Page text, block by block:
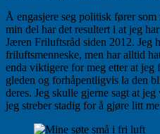
Å engasjere seg politisk fører
min del har det resultert i at jeg
Jæren Friluftsråd siden 2012. Jeg
friluftsmenneske, men har alltid
enda viktigere for meg etter at
gleden og forhåpentligvis la den
deres. Jeg skulle gjerne sagt at
jeg streber stadig for å gjøre litt